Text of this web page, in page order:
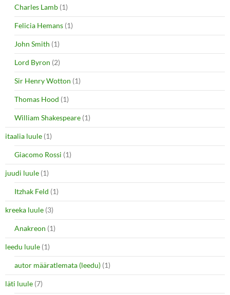
Charles Lamb (1)
Felicia Hemans (1)
John Smith (1)
Lord Byron (2)
Sir Henry Wotton (1)
Thomas Hood (1)
William Shakespeare (1)
itaalia luule (1)
Giacomo Rossi (1)
juudi luule (1)
Itzhak Feld (1)
kreeka luule (3)
Anakreon (1)
leedu luule (1)
autor määratlemata (leedu) (1)
läti luule (7)